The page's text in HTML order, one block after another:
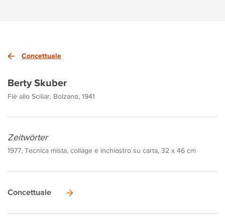
Concettuale
Berty Skuber
Fiè allo Sciliar, Bolzano, 1941
Zeitwörter
1977, Tecnica mista, collage e inchiostro su carta, 32 x 46 cm
Concettuale